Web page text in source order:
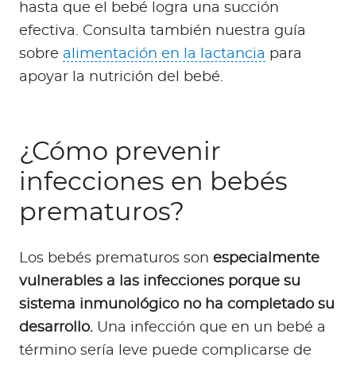
hasta que el bebé logra una succión
efectiva. Consulta también nuestra guía
sobre alimentación en la lactancia para
apoyar la nutrición del bebé.
¿Cómo prevenir
infecciones en bebés
prematuros?
Los bebés prematuros son especialmente
vulnerables a las infecciones porque su
sistema inmunológico no ha completado su
desarrollo. Una infección que en un bebé a
término sería leve puede complicarse de